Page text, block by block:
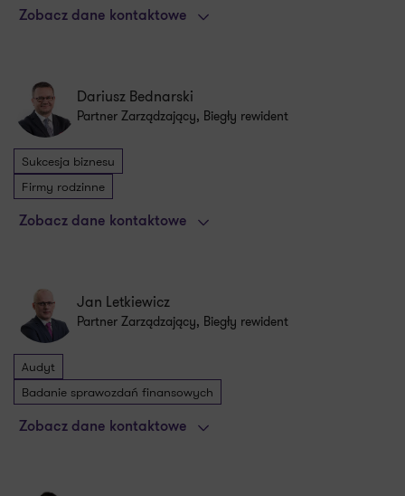
Zobacz dane kontaktowe
Dariusz Bednarski
Partner Zarządzający, Biegły rewident
Sukcesja biznesu
Firmy rodzinne
Zobacz dane kontaktowe
Jan Letkiewicz
Partner Zarządzający, Biegły rewident
Audyt
Badanie sprawozdań finansowych
Zobacz dane kontaktowe